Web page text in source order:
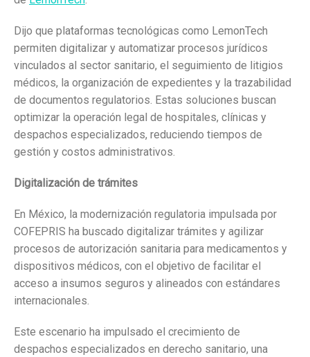
Dijo que plataformas tecnológicas como LemonTech
permiten digitalizar y automatizar procesos jurídicos
vinculados al sector sanitario, el seguimiento de litigios
médicos, la organización de expedientes y la trazabilidad
de documentos regulatorios. Estas soluciones buscan
optimizar la operación legal de hospitales, clínicas y
despachos especializados, reduciendo tiempos de
gestión y costos administrativos.
Digitalización de trámites
En México, la modernización regulatoria impulsada por
COFEPRIS ha buscado digitalizar trámites y agilizar
procesos de autorización sanitaria para medicamentos y
dispositivos médicos, con el objetivo de facilitar el
acceso a insumos seguros y alineados con estándares
internacionales.
Este escenario ha impulsado el crecimiento de
despachos especializados en derecho sanitario, una